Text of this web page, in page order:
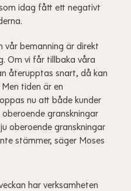
idag fått ett negativt
vår bemanning är direkt
Om vi får tillbaka våra
återupptas snart, då kan
tiden är en
nu att både kunder
granskningar
oberoende granskningar
stämmer, säger Moses
har verksamheten